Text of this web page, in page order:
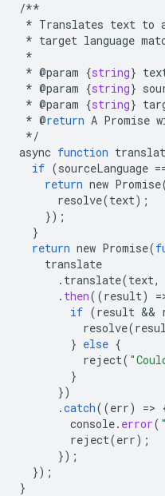
/**
* Translates text to
* target language
*
* @param {string}
* @param {string}
* @param {string}
* @return A Promise
*/
async function
if (sourceLanguage
return new Promise
resolve(text);
});
}
return new Promise(
translate
. translate(text,
. then((result) =
if (result &&
resolve(
} else {
reject(
}
})
.catch((err) =>
console. error(
reject(err);
});
});
}